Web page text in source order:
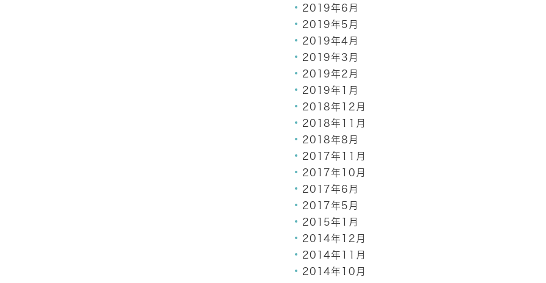
2019年6月
2019年5月
2019年4月
2019年3月
2019年2月
2019年1月
2018年12月
2018年11月
2018年8月
2017年11月
2017年10月
2017年6月
2017年5月
2015年1月
2014年12月
2014年11月
2014年10月